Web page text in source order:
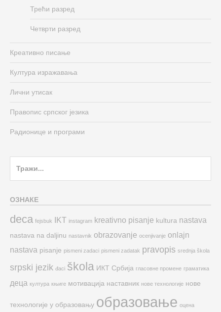
Трећи разред
Четврти разред
Креативно писање
Култура изражавања
Лични утисак
Правопис српског језика
Радионице и програми
ОЗНАКЕ
deca fejsbuk IKT instagram kreativno pisanje kultura nastava
nastava na daljinu nastavnik obrazovanje ocenjivanje onlajn
nastava pisanje pismeni zadaci pismeni zadatak pravopis srednja škola
srpski jezik đaci škola ИКТ Србија гласовне промене граматика
деца култура књиге мотивација наставник нове технологије нове
технологије у образовању образовање оцена